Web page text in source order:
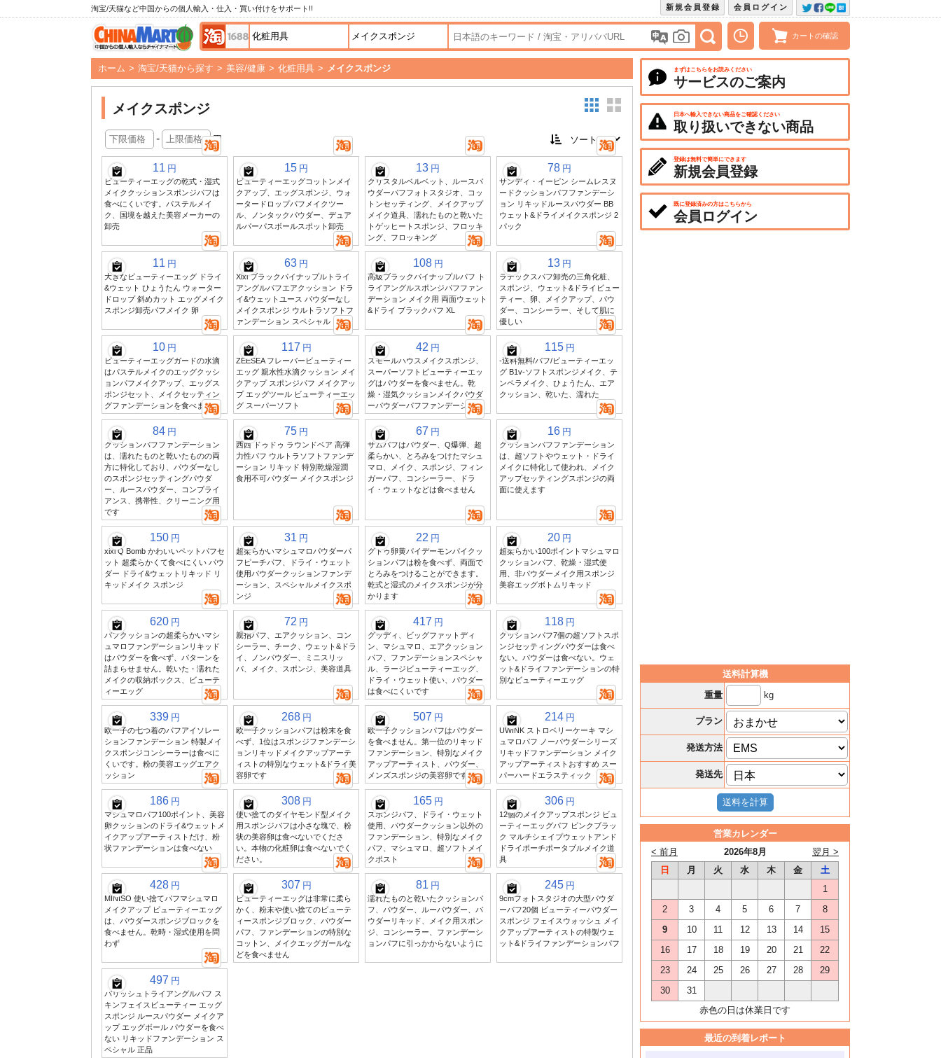
淘宝/天猫など中国からの個人輸入・仕入・買い付けをサポート!! 会員ログイン
新規会員登録
カートの確認
ホーム > 淘宝/天猫から探す > 美容/健康 > 化粧用具 > メイクスポンジ
メイクスポンジ
- 円
11 円
ビューティーエッグの乾式・湿式
メイククッションスポンジパフは
食べにくいです。パステルメイ
ク、国境を越えた美容メーカーの
卸売
15 円
ビューティーエッグコットンメイ
クアップ、エッグスポンジ、ウォ
ータードロップパフメイクツー
ル、ノンタックパウダー、デュア
ルパーパスボールスポット卸売
13 円
クリスタルベルベット、ルースパ
ウダーパフフォトスタジオ、コッ
トンセッティング、メイクアップ
メイク道具、濡れたものと乾いた
トゲッヒートスポンジ、フロッキ
ング、フロッキング
78 円
サンディ・イーピン シームレスヌ
ードクッションパフファンデーシ
ョン リキッドルースパウダー BB
ウェット&ドライメイクスポンジ 2
パック
11 円
大きなビューティーエッグ ドライ
&ウェット ひょうたん ウォーター
ドロップ 斜めカット エッグメイク
スポンジ卸売パフメイク 卵
63 円
Xixi ブラックパイナップルトライ
アングルパフエアクッション ドラ
イ&ウェットユース パウダーなし
メイクスポンジ ウルトラソフトフ
ァンデーション スペシャル
108 円
高級ブラックパイナップルパフ ト
ライアングルスポンジパフファン
デーション メイク用 両面ウェット
&ドライ ブラックパフ XL
13 円
ラテックスパフ卸売の三角化粧、
スポンジ、ウェット&ドライビュー
ティー、卵、メイクアップ、パウ
ダー、コンシーラー、そして肌に
優しい
10 円
ビューティーエッグガードの水滴
はパステルメイクのエッグクッシ
ョンパフメイクアップ、エッグス
ポンジセット、メイクセッティン
グファンデーションを食べません
117 円
ZEESEA フレーバービューティー
エッグ 親水性水滴クッション メイ
クアップ スポンジパフ メイクアッ
プ エッグツール ビューティーエッ
グ スーパーソフト
42 円
スモールハウスメイクスポンジ、
スーパーソフトビューティーエッ
グはパウダーを食べません。乾
燥・湿気クッションメイクパウダ
ーパウダーパフファンデーション
115 円
-送料無料/パフ/ビューティーエッ
グ B1v-ソフトスポンジメイク、テ
ンペラメイク、ひょうたん、エア
クッション、乾いた、濡れた
84 円
クッションパフファンデーション
は、濡れたものと乾いたものの両
方に特化しており、パウダーなし
のスポンジセッティングパウダ
ー、ルースパウダー、コンプライ
アンス、携帯性、クリーニング用
です
75 円
西西 ドゥドゥ ラウンドベア 高弾
力性パフ ウルトラソフトファンデ
ーション リキッド 特別乾燥湿潤
食用不可パウダー メイクスポンジ
67 円
サムパフはパウダー、Q爆弾、超
柔らかい、とろみをつけたマシュ
マロ、メイク、スポンジ、フィン
ガーパフ、コンシーラー、ドラ
イ・ウェットなどは食べません
16 円
クッションパフファンデーション
は、超ソフトやウェット・ドライ
メイクに特化して使われ、メイク
アップセッティングスポンジの両
面に使えます
150 円
xixi Q Bomb かわいいペットパフセ
ット 超柔らかくて食べにくい パウ
ダー ドライ&ウェットリキッド リ
キッドメイク スポンジ
31 円
超柔らかいマシュマロパウダーパ
フピーチパフ、ドライ・ウェット
使用パウダークッションファンデ
ーション、スペシャルメイクスポ
ンジ
22 円
グトゥ卵黄パイデーモンパイクッ
ションパフは粉を食べず、両面で
とろみをつけることができます。
乾式と湿式のメイクスポンジが分
かります
20 円
超柔らかい100ポイントマシュマロ
クッションパフ、乾燥・湿式使
用、非パウダーメイク用スポンジ
美容エッグボトムリキッド
620 円
パフクッションの超柔らかいマシ
ュマロファンデーションリキッド
はパウダーを食べず、パターンを
詰まらせません。乾いた・濡れた
メイクの収納ボックス、ビューテ
ィーエッグ
72 円
親指パフ、エアクッション、コン
シーラー、チーク、ウェット&ドラ
イ、ノンパウダー、ミニスリッ
パ、メイク、スポンジ、美容道具
417 円
グッディ、ビッグファットディ
ン、マシュマロ、エアクッション
パフ、ファンデーションスペシャ
ル、ラージビューティーエッグ、
ドライ・ウェット使い、パウダー
は食べにくいです
118 円
クッションパフ7個の超ソフトスポ
ンジセッティングパウダーは食べ
ない。パウダーは食べない。ウェ
ット&ドライファンデーションの特
別なビューティーエッグ
339 円
欧一子の七つ着のパフアイソレー
ションファンデーション 特製メイ
クスポンジコンシーラーは食べに
くいです。粉の美容エッグエアク
ッション
268 円
欧一子クッションパフは粉末を食
べず、1位はスポンジファンデーシ
ョンリキッドメイクアップアーテ
ィストの特別なウェット&ドライ美
容卵です
507 円
欧一子クッションパフはパウダー
を食べません。第一位のリキッド
ファンデーション、特別なメイク
アップアーティスト、パウダー、
メンズスポンジの美容卵です。
214 円
UWINK ストロベリーケーキ マシ
ュマロパフ ノーパウダーシリーズ
リキッドファンデーション メイク
アップアーティストおすすめ スー
パーハードエラスティック
186 円
マシュマロパフ100ポイント、美容
卵クッションのドライ&ウェットメ
イクアップアーティストだけ、粉
状ファンデーションは食べない
308 円
使い捨てのダイヤモンド型メイク
用スポンジパフは小さな塊で、粉
状の美容卵は食べないでくださ
い。本物の化粧卵は食べないでく
ださい。
165 円
スポンジパフ、ドライ・ウェット
使用、パウダークッション以外の
ファンデーション、特別なメイク
パフ、マシュマロ、超ソフトメイ
クポスト
306 円
12個のメイクアップスポンジ ビュ
ーティーエッグパフ ピンクブラッ
ク マルチシェイプウェットアンド
ドライポーチポータブルメイク道
具
428 円
MINISO 使い捨てパフマシュマロ
メイクアップ ビューティーエッグ
は、パウダースポンジブロックを
食べません。乾時・湿式使用を問
わず
307 円
ビューティーエッグは非常に柔ら
かく、粉末や使い捨てのビューテ
ィースポンジブロック、パウダー
パフ、ファンデーションの特別な
コットン、メイクエッグガールな
どを食べません
81 円
濡れたものと乾いたクッションパ
フ、パウダー、ルーパウダー、パ
ウダーリキッド、メイク用スポン
ジ、コンシーラー、ファンデーシ
ョンパフに引っかからないように
245 円
9cmフォトスタジオの大型パウダ
ーパフ20個 ビューティーパウダー
スポンジ フェイスウォッシュ メイ
クアップアーティストの特製ウェ
ット&ドライファンデーションパフ
497 円
パリッシュトライアングルパフ ス
キンフェイスビューティー エッグ
スポンジ ルースパウダー メイクア
ップ エッグボール パウダーを食べ
ない リキッドファンデーション ス
ペシャル 正品
まずはこちらをお読みください
サービスのご案内
日本へ輸入できない商品をご確認ください
取り扱いできない商品
登録は無料で簡単にできます
新規会員登録
既に登録済みの方はこちらから
会員ログイン
送料計算機
重量
kg
プラン
発送方法
発送先
営業カレンダー
2026年8月
< 前月
翌月 >
日
月 火 水 木 金
土
1
2
3 4 5 6 7
8
9
10 11 12 13 14
15
16
17 18 19 20 21
22
23
24 25 26 27 28
29
30
31
赤色の日は休業日です
最近の到着レポート